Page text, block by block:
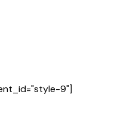
9"]